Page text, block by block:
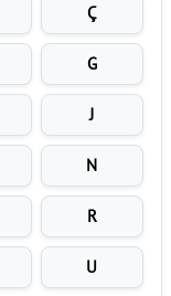
Ç
G
J
N
R
U